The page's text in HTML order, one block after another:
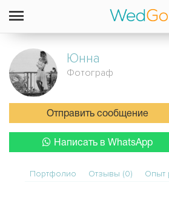
Юнна
Фотограф
Отправить сообщение
Написать в WhatsApp
Портфолио Отзывы (0) Опыт